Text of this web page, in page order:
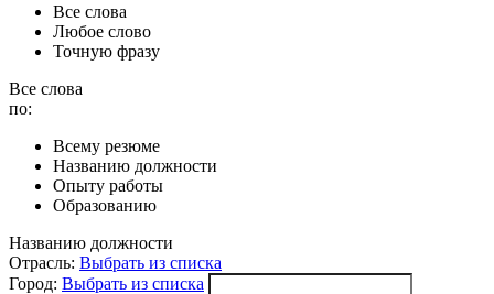
Все слова
Любое слово
Точную фразу
Все слова
по:
Всему резюме
Названию должности
Опыту работы
Образованию
Названию должности
Отрасль: Выбрать из списка
Город: Выбрать из списка